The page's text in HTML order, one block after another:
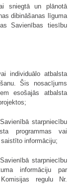
sniegtā un plānotā
dibināšanas līguma
Savienības tiesību
individuālo atbalsta
Šis nosacījums
esošajās atbalsta
starpniecību
programmas vai
informāciju;
starpniecību
informāciju par
regulu Nr.